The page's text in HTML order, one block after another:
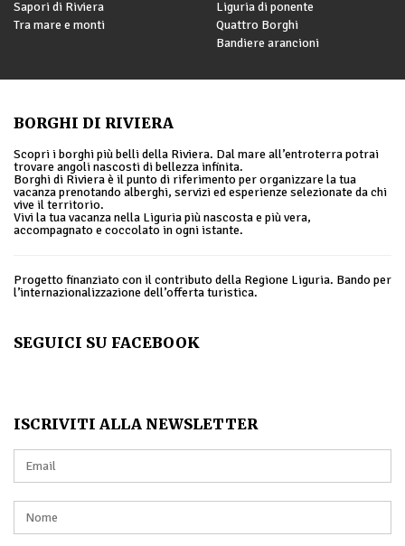
Sapori di Riviera
Tra mare e monti
Liguria di ponente
Quattro Borghi
Bandiere arancioni
BORGHI DI RIVIERA
Scopri i borghi più belli della Riviera. Dal mare all’entroterra potrai
trovare angoli nascosti di bellezza infinita.
Borghi di Riviera è il punto di riferimento per organizzare la tua
vacanza prenotando alberghi, servizi ed esperienze selezionate da chi
vive il territorio.
Vivi la tua vacanza nella Liguria più nascosta e più vera,
accompagnato e coccolato in ogni istante.
Progetto finanziato con il contributo della Regione Liguria. Bando per
l’internazionalizzazione dell’offerta turistica.
SEGUICI SU FACEBOOK
ISCRIVITI ALLA NEWSLETTER